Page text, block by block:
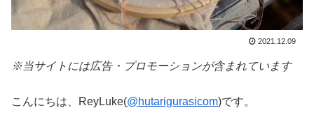
2021.12.09
※当サイトには広告・プロモーションが含まれています
こんにちは、ReyLuke(@hutarigurasicom)です。